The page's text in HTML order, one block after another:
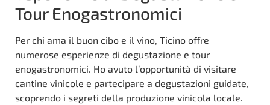
Tour Enogastronomici
Per chi ama il buon cibo e il vino, Ticino offre
numerose esperienze di degustazione e tour
enogastronomici. Ho avuto l’opportunità di visitare
cantine vinicole e partecipare a degustazioni guidate,
scoprendo i segreti della produzione vinicola locale.